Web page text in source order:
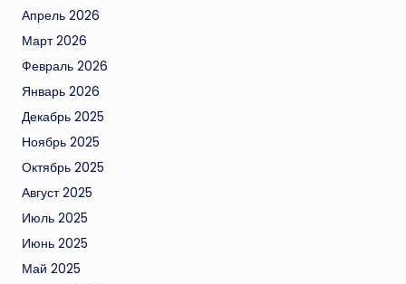
Апрель 2026
Март 2026
Февраль 2026
Январь 2026
Декабрь 2025
Ноябрь 2025
Октябрь 2025
Август 2025
Июль 2025
Июнь 2025
Май 2025